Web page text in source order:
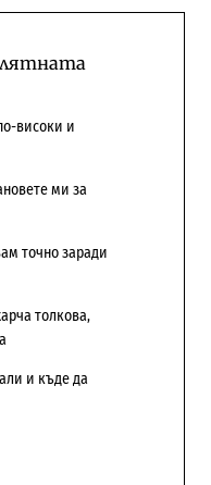
лятната
високи и
ми за
точно заради
толкова,
и къде да